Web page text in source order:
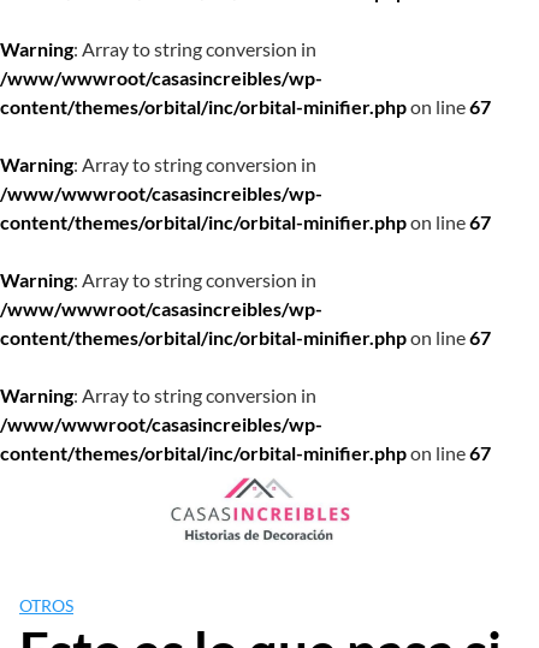
Warning: Array to string conversion in
/www/wwwroot/casasincreibles/wp-
content/themes/orbital/inc/orbital-minifier.phpon line67
Warning: Array to string conversion in
/www/wwwroot/casasincreibles/wp-
content/themes/orbital/inc/orbital-minifier.phpon line67
Warning: Array to string conversion in
/www/wwwroot/casasincreibles/wp-
content/themes/orbital/inc/orbital-minifier.phpon line67
Warning: Array to string conversion in
/www/wwwroot/casasincreibles/wp-
content/themes/orbital/inc/orbital-minifier.phpon line67
OTROS